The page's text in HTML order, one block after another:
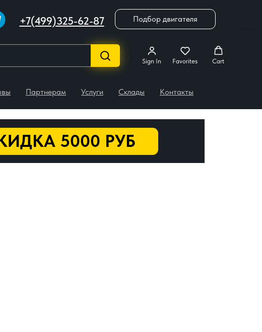
+7(499)325-62-87 Подбор двигателя
Sign In Favorites Cart
Партнерам Услуги Склады Контакты
5000 РУБ